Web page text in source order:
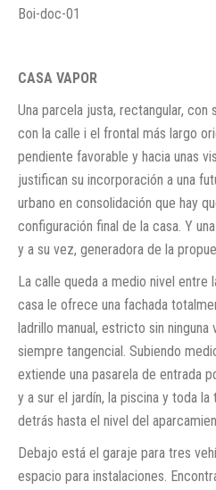
CASA VAPOR
Una parcela justa, rectangular, con
con la calle i el frontal más largo
pendiente favorable y hacia unas
justifican su incorporación a una
urbano en consolidación que hay
configuración final de la casa. Y
y a su vez, generadora de la
La calle queda a medio nivel entre
casa le ofrece una fachada
ladrillo manual, estricto sin
siempre tangencial. Subiendo
extiende una pasarela de entrada
y a sur el jardín, la piscina y toda
detrás hasta el nivel del
Debajo está el garaje para tres
espacio para instalaciones.